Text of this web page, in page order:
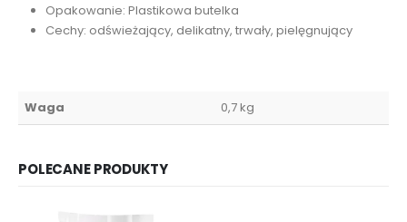
Opakowanie: Plastikowa butelka
Cechy: odświeżający, delikatny, trwały, pielęgnujący
Waga 0,7 kg
POLECANE PRODUKTY